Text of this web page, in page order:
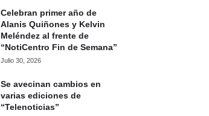
Celebran primer año de
Alanis Quiñones y Kelvin
Meléndez al frente de
“NotiCentro Fin de Semana”
Julio 30, 2026
Se avecinan cambios en
varias ediciones de
“Telenoticias”